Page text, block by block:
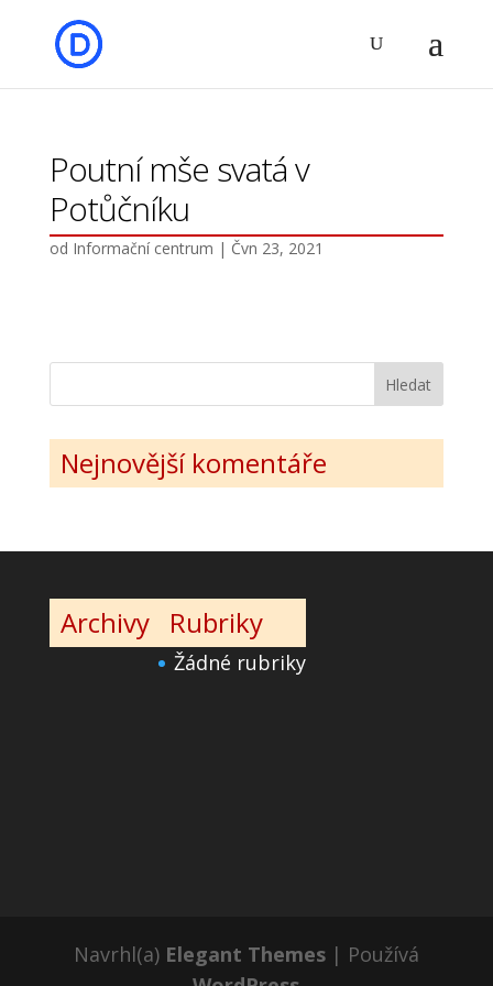
Poutní mše svatá v
Potůčníku
od Informační centrum | Čvn 23, 2021
Nejnovější komentáře
Archivy Rubriky
Žádné rubriky
Navrhl(a) Elegant Themes| Používá